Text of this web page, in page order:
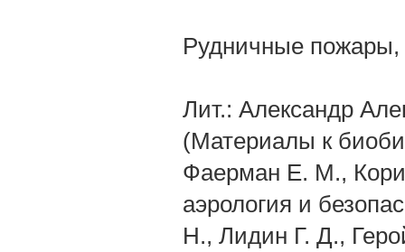
Рудничные
Лит.: Александр
(Материалы к
Фаерман Е. М.,
аэрология и
Н., Лидин Г. Д.,